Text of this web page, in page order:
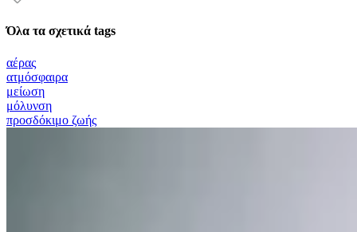
Όλα τα σχετικά tags
αέρας
ατμόσφαιρα
μείωση
μόλυνση
προσδόκιμο ζωής